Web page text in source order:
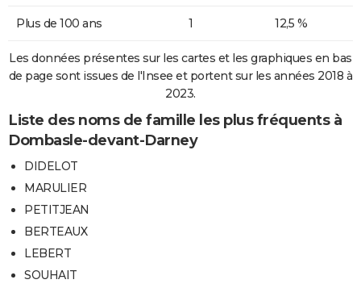
Plus de 100 ans 1 12,5 %
Les données présentes sur les cartes et les graphiques en bas
de page sont issues de l'Insee et portent sur les années 2018 à
2023.
Liste des noms de famille les plus fréquents à
Dombasle-devant-Darney
DIDELOT
MARULIER
PETITJEAN
BERTEAUX
LEBERT
SOUHAIT